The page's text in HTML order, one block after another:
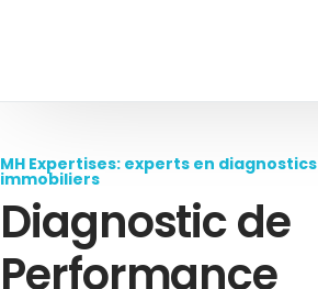
MH Expertises: experts en diagnostics
immobiliers
Diagnostic de
Performance